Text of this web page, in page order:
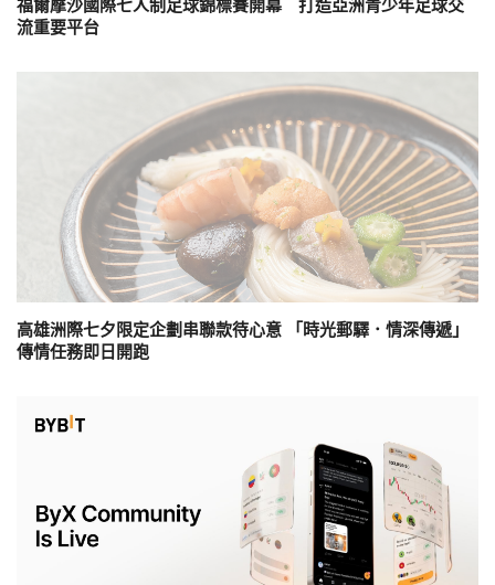
福爾摩沙國際七人制足球錦標賽開幕 打造亞洲青少年足球交
流重要平台
高雄洲際七夕限定企劃串聯款待心意 「時光郵驛．情深傳遞」
傳情任務即日開跑